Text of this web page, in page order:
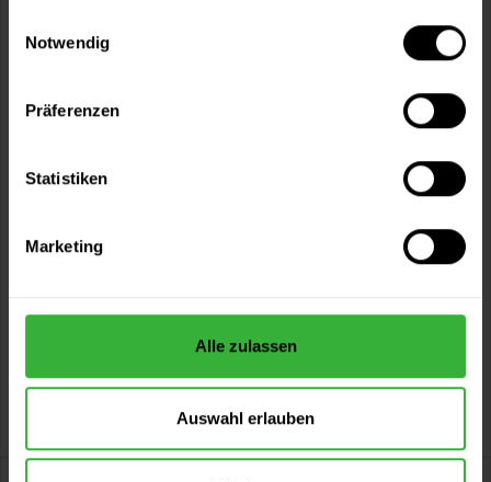
Notwendig
Präferenzen
Statistiken
Marketing
Alle zulassen
Auswahl erlauben
Persönliche Beratung unter040 60 77 65 23